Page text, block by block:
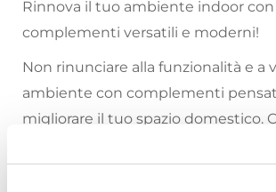
Rinnova il tuo ambiente indoor
complementi versatili e moderni!
Non rinunciare alla funzionalità e a
ambiente con complementi
migliorare il tuo spazio domestico.